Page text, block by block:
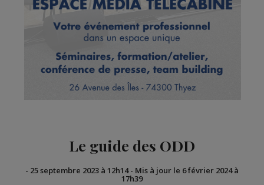
Le guide des ODD
- 25 septembre 2023 à 12h14- Mis à jour le 6 février 2024 à
17h39